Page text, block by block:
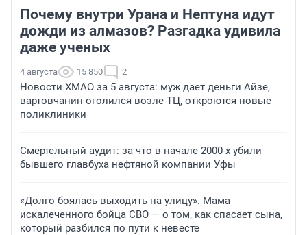
Почему внутри Урана и Нептуна идут
дожди из алмазов? Разгадка удивила
даже ученых
4 августа 15 850 2
Новости ХМАО за 5 августа: муж дает деньги Айзе,
вартовчанин оголился возле ТЦ, откроются новые
поликлиники
Смертельный аудит: за что в начале 2000-х убили
бывшего главбуха нефтяной компании Уфы
«Долго боялась выходить на улицу». Мама
искалеченного бойца СВО — о том, как спасает сына,
который разбился по пути к невесте